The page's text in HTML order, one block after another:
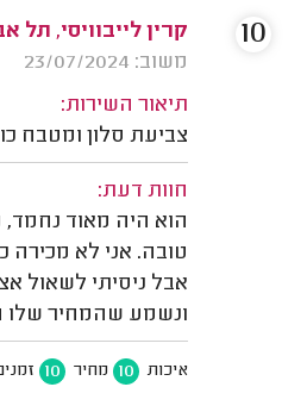
קרין לייבוויסי, תל
משוב: 23/07/2024
תיאור השירות:
צביעת סלון ומטבח
חוות דעת:
הוא היה מאוד נחמד,
טובה. אני לא מכירה
אבל ניסיתי לשאול
ונשמע שהמחיר שלו
איכות 10 מחיר 10
10